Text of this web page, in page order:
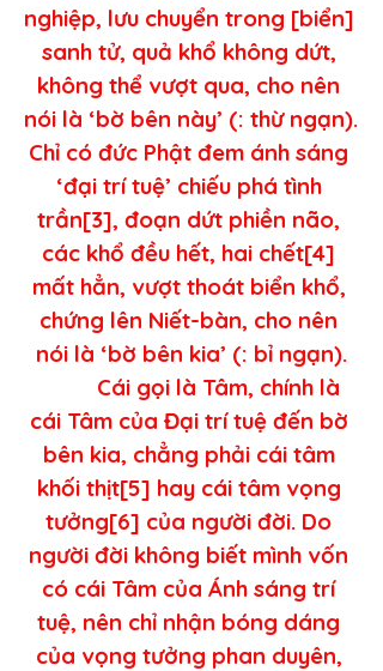
nghiệp, lưu chuyển trong [biển]
sanh tử, quả khổ không dứt,
không thể vượt qua, cho nên
nói là ‘bờ bên này’ (: thừ ngạn).
Chỉ có đức Phật đem ánh sáng
‘đại trí tuệ’ chiếu phá tình
trần[3], đoạn dứt phiền não,
các khổ đều hết, hai chết[4]
mất hẳn, vượt thoát biển khổ,
chứng lên Niết-bàn, cho nên
nói là ‘bờ bên kia’ (: bỉ ngạn).
cái Tâm của Đại trí tuệ đến bờ
bên kia, chẳng phải cái tâm
khối thịt[5] hay cái tâm vọng
tưởng[6] của người đời. Do
người đời không biết mình vốn
có cái Tâm của Ánh sáng trí
tuệ, nên chỉ nhận bóng dáng
của vọng tưởng phan duyên,